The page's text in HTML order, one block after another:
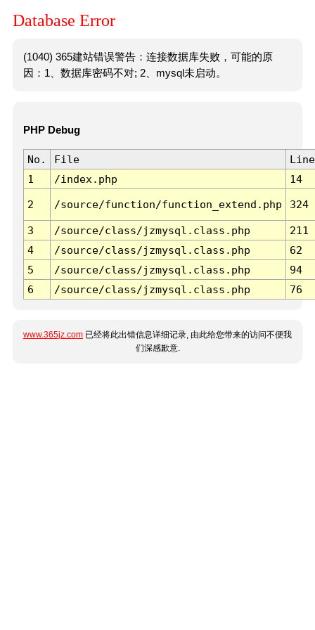
Database Error
(1040) 365建站错误警告：连接数据库失败，可能的原
因：1、数据库密码不对; 2、mysql未启动。
PHP Debug
No. File
Line
1
/index.php 14
2 /source/function/function_extend.php 324
3 /source/class/jzmysql.class.php
211
4
/source/class/jzmysql.class.php
62
5
/source/class/jzmysql.class.php
94
6
/source/class/jzmysql.class.php 76
www.365jz.com 已经将此出错信息详细记录, 由此给您带来的访问不便我
们深感歉意.